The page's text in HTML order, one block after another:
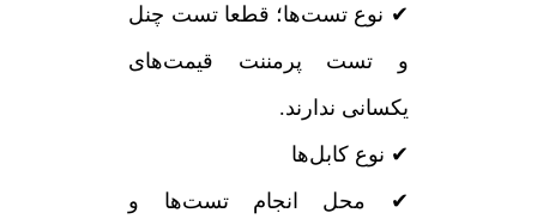
✔ نوع تست‌ها؛ قطعا تست چنل
و تست پرمننت قیمت‌های
یکسانی ندارند.
✔ نوع کابل‌ها
✔ محل انجام تست‌ها و